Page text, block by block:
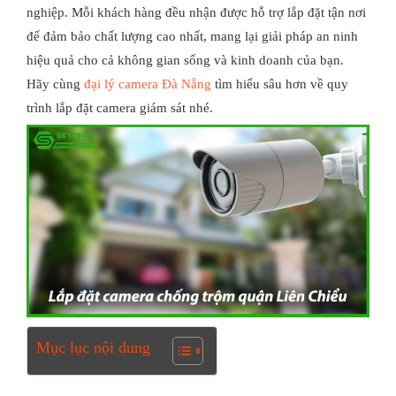
nghiệp. Mỗi khách hàng đều nhận được hỗ trợ lắp đặt tận nơi
để đảm bảo chất lượng cao nhất, mang lại giải pháp an ninh
hiệu quả cho cả không gian sống và kinh doanh của bạn.
Hãy cùng đại lý camera Đà Nẵng tìm hiểu sâu hơn về quy
trình lắp đặt camera giám sát nhé.
Mục lục nội dung